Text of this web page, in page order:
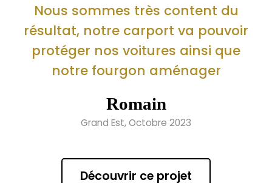
Nous sommes très content du
résultat, notre carport va pouvoir
protéger nos voitures ainsi que
notre fourgon aménager
Romain
Grand Est, Octobre 2023
Découvrir ce projet